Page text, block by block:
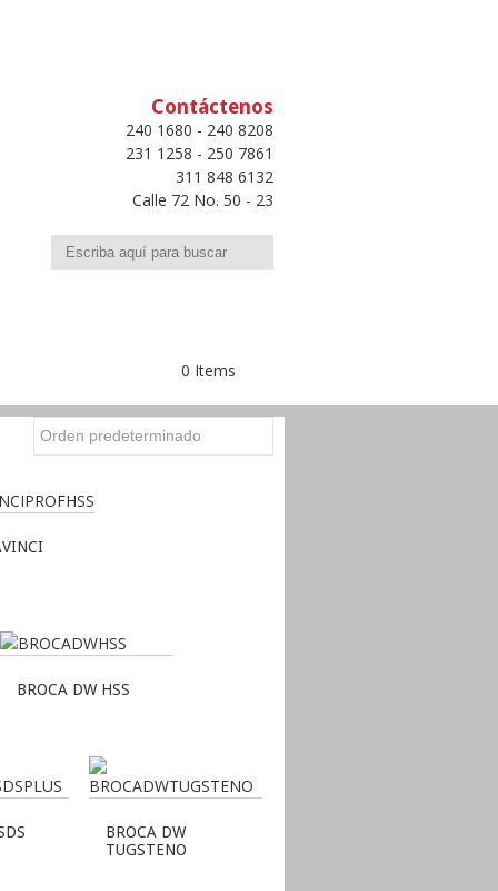
Contáctenos
240 1680 - 240 8208
231 1258 - 250 7861
311 848 6132
Calle 72 No. 50 - 23
Buscar
0 Items
BROCA DW HSS
BROCA DW
TUGSTENO